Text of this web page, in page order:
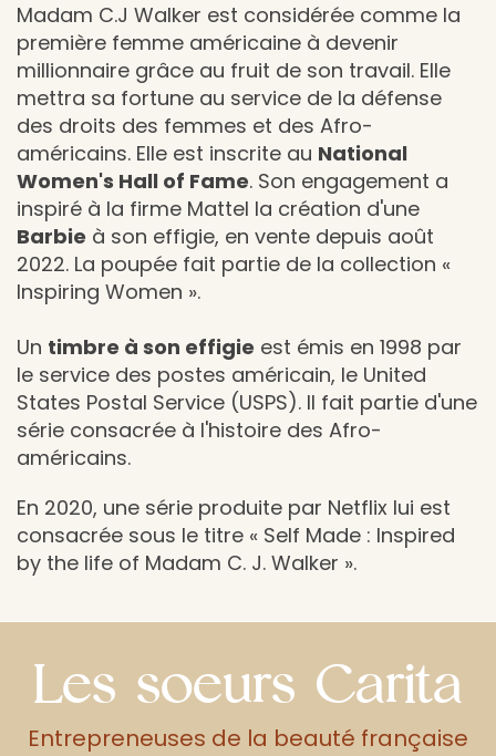
Madam C.J Walker est considérée comme la
première femme américaine à devenir
millionnaire grâce au fruit de son travail. Elle
mettra sa fortune au service de la défense
des droits des femmes et des Afro-
américains. Elle est inscrite au National
Women's Hall of Fame. Son engagement a
inspiré à la firme Mattel la création d'une
Barbie à son effigie, en vente depuis août
2022. La poupée fait partie de la collection «
Inspiring Women ».
Un timbre à son effigie est émis en 1998 par
le service des postes américain, le United
States Postal Service (USPS). Il fait partie d'une
série consacrée à l'histoire des Afro-
américains.
En 2020, une série produite par Netflix lui est
consacrée sous le titre « Self Made : Inspired
by the life of Madam C. J. Walker ».
Les soeurs Carita
Entrepreneuses de la beauté française